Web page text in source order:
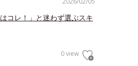
コレ！」と迷わず選ぶスキ
0 view